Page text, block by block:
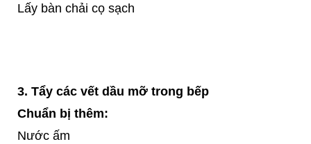
Lấy bàn chải cọ sạch
3. Tẩy các vết dầu mỡ trong bếp
Chuẩn bị thêm:
Nước ấm